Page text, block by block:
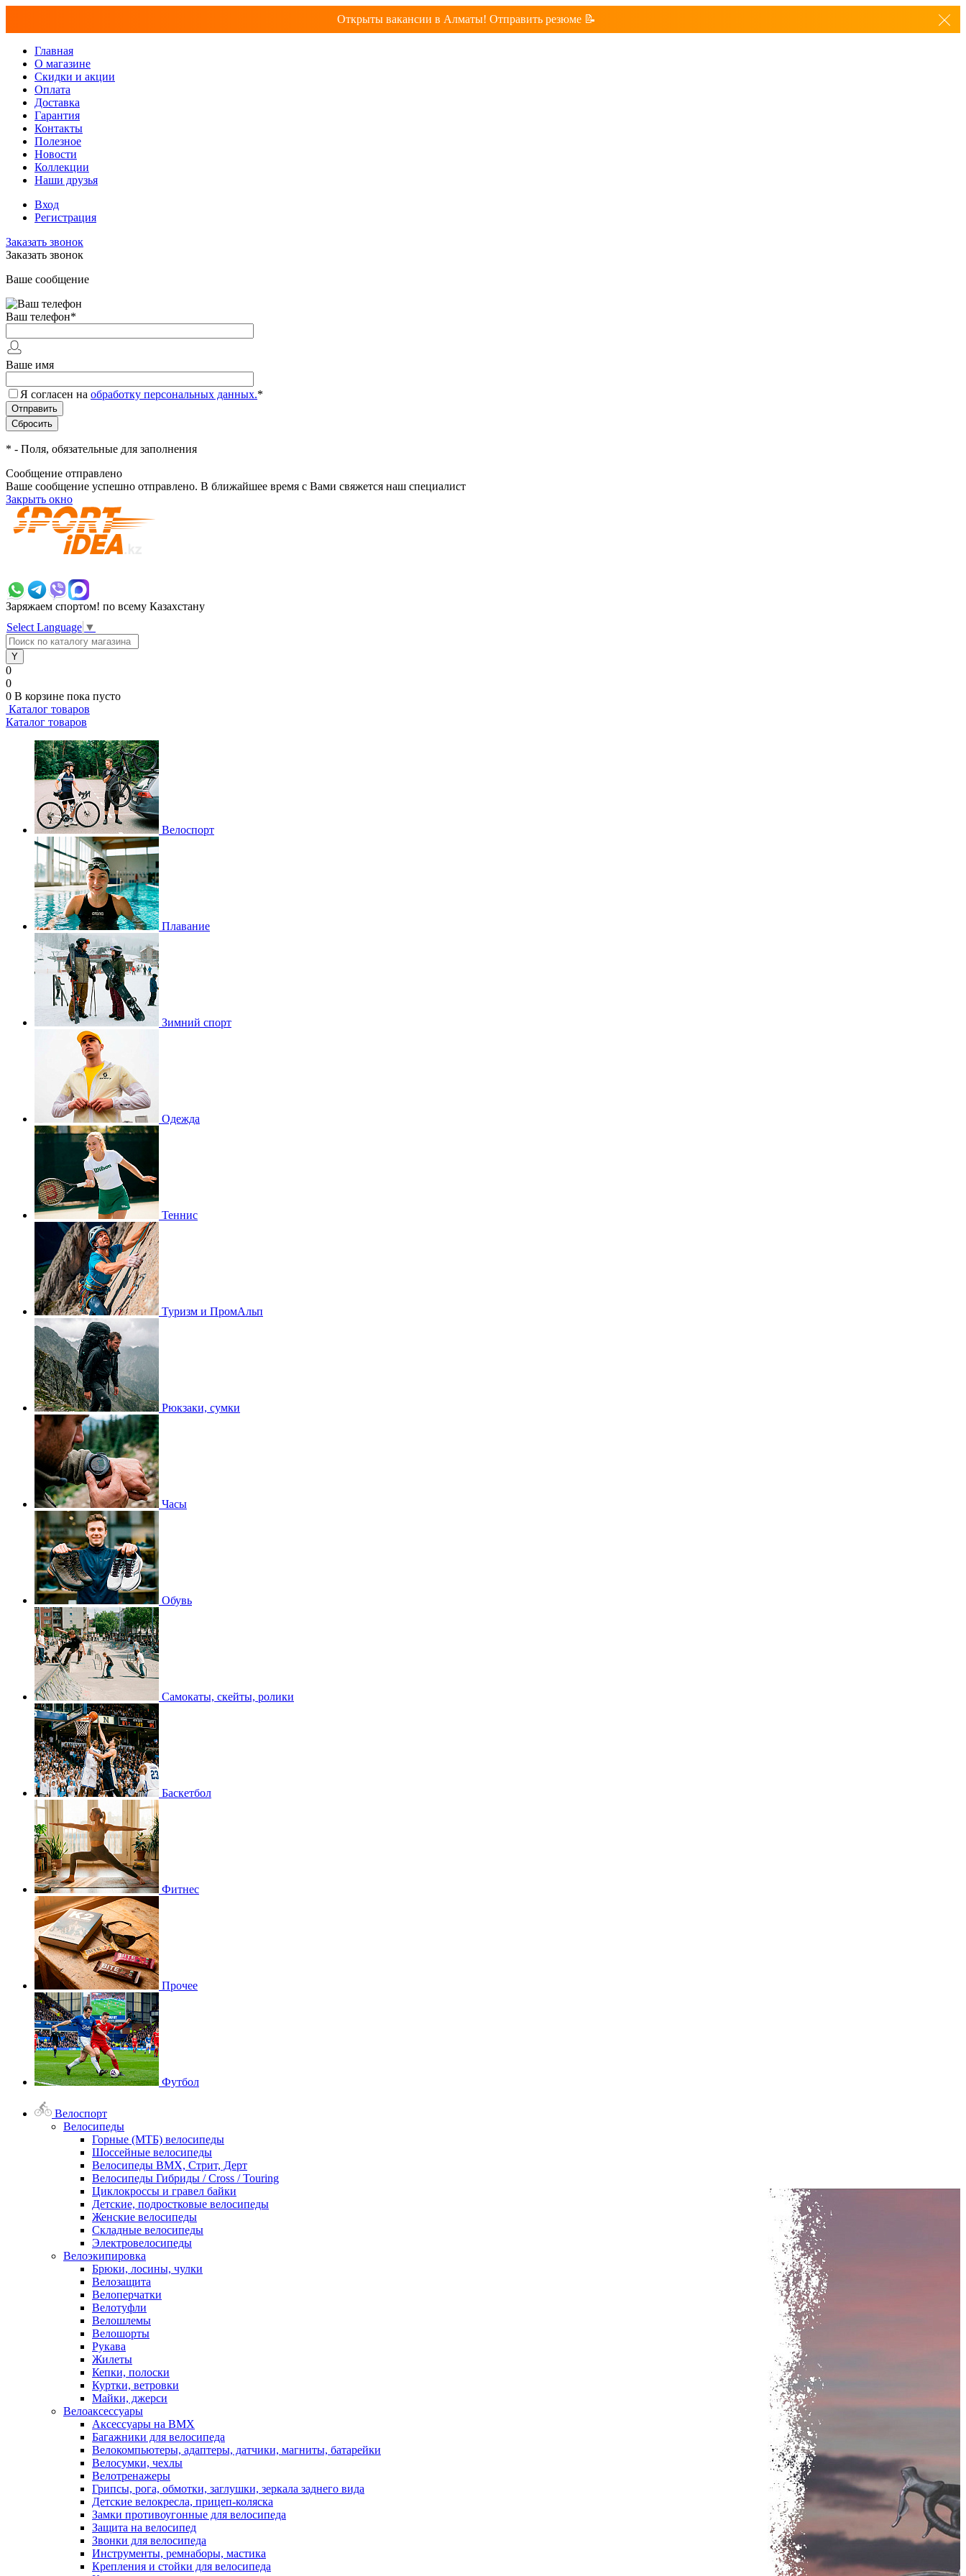
Открыты вакансии в Алматы! Отправить резюме 📝
Главная
О магазине
Скидки и акции
Оплата
Доставка
Гарантия
Контакты
Полезное
Новости
Коллекции
Наши друзья
Вход
Регистрация
Заказать звонок
Заказать звонок
Ваше сообщение
Ваш телефон*
Ваше имя
Я согласен на обработку персональных данных.*
* - Поля, обязательные для заполнения
Сообщение отправлено
Ваше сообщение успешно отправлено. В ближайшее время с Вами свяжется наш специалист
Закрыть окно
Заряжаем спортом! по всему Казахстану
Select Language ▼
0
0
0 В корзине пока пусто
Каталог товаров
Каталог товаров
Велоспорт
Плавание
Зимний спорт
Одежда
Теннис
Туризм и ПромАльп
Рюкзаки, сумки
Часы
Обувь
Самокаты, скейты, ролики
Баскетбол
Фитнес
Прочее
Футбол
Велоспорт
Велосипеды
Горные (МТБ) велосипеды
Шоссейные велосипеды
Велосипеды BMX, Стрит, Дерт
Велосипеды Гибриды / Cross / Touring
Циклокроссы и гравел байки
Детские, подростковые велосипеды
Женские велосипеды
Складные велосипеды
Электровелосипеды
Велоэкипировка
Брюки, лосины, чулки
Велозащита
Велоперчатки
Велотуфли
Велошлемы
Велошорты
Рукава
Жилеты
Кепки, полоски
Куртки, ветровки
Майки, джерси
Велоаксессуары
Аксессуары на BMX
Багажники для велосипеда
Велокомпьютеры, адаптеры, датчики, магниты, батарейки
Велосумки, чехлы
Велотренажеры
Грипсы, рога, обмотки, заглушки, зеркала заднего вида
Детские велокресла, прицеп-коляска
Замки противоугонные для велосипеда
Защита на велосипед
Звонки для велосипеда
Инструменты, ремнаборы, мастика
Крепления и стойки для велосипеда